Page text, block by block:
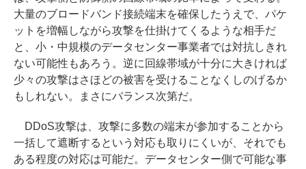
大量のブロードバンド接続端末を確保したうえで、パケ
ットを増幅しながら攻撃を仕掛けてくるような相手だ
と、小・中規模のデータセンター事業者では対抗しきれ
ない可能性もあろう。逆に回線帯域が十分に大きければ
少々の攻撃はさほどの被害を受けることなくしのげるか
もしれない。まさにバランス次第だ。
DDoS攻撃は、攻撃に多数の端末が参加することから
一括して遮断するという対応も取りにくいが、それでも
ある程度の対応は可能だ。データセンター側で可能な事